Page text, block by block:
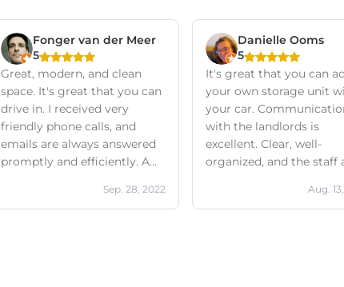
Fonger van der Meer
5
Great, modern, and clean
space. It's great that you can
drive in. I received very
friendly phone calls, and
emails are always answered
promptly and efficiently. A
Sep. 28, 2022
Danielle Ooms
5
It's great that you can
your own storage unit
your car.
with the landlords is
excellent. Clear, well-
organized, and the staff
along with you about
solutions.
Aug.